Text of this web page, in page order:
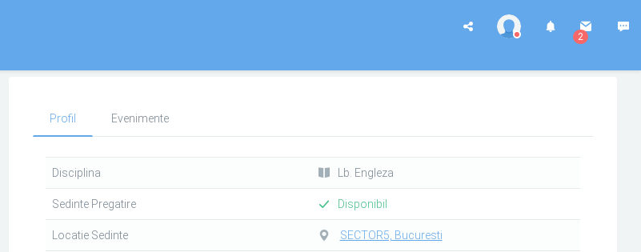
2
Profil Evenimente
Disciplina Lb. Engleza
Sedinte Pregatire Disponibil
Locatie Sedinte SECTOR5, Bucuresti